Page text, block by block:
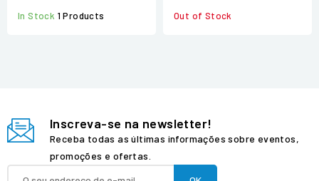
In Stock 1 Products Out of Stock
Inscreva-se na newsletter!
Receba todas as últimas informações sobre eventos,
promoções e ofertas.